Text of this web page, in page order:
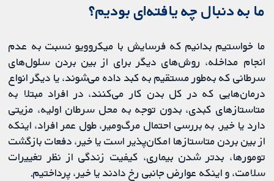
ما به دنبال چه یافته‌ای بودیم؟
ما خواستیم بدانیم که فرسایش با میکروویو نسبت به عدم
انجام مداخله، روش‌های دیگر برای از بین بردن سلول‌های
سرطانی که به‌طور مستقیم به کبد داده می‌شوند، یا دیگر انواع
درمان‌هایی که در کل بدن کار می‌کنند، در افراد مبتلا به
متاستازهای کبدی، بدون توجه به محل سرطان اولیه، مزیتی
دارد یا خیر. به بررسی احتمال مرگ‌ومیر، طول عمر افراد، اینکه
از بین بردن متاستازها امکان‌پذیر است یا خیر، دفعات بازگشت
تومورها، بدتر شدن بیماری، کیفیت زندگی از نظر تغییرات
سلامت، و اینکه عوارض جانبی رخ دادند یا خیر، پرداختیم.